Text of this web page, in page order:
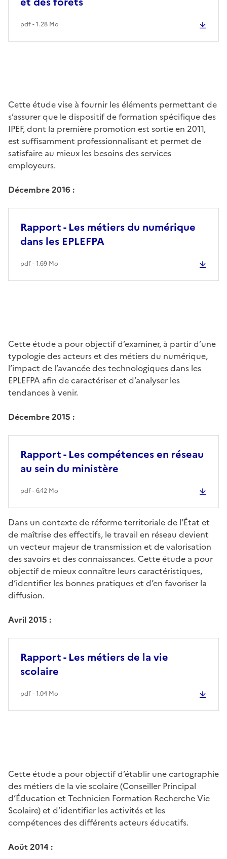
pdf - 1.28 Mo
Cette étude vise à fournir les éléments permettant de
s’assurer que le dispositif de formation spécifique des
IPEF, dont la première promotion est sortie en 2011,
est suffisamment professionnalisant et permet de
satisfaire au mieux les besoins des services
employeurs.
Décembre 2016 :
Rapport - Les métiers du numérique
dans les EPLEFPA
pdf - 1.69 Mo
Cette étude a pour objectif d’examiner, à partir d’une
typologie des acteurs et des métiers du numérique,
l’impact de l’avancée des technologiques dans les
EPLEFPA afin de caractériser et d’analyser les
tendances à venir.
Décembre 2015 :
Rapport - Les compétences en réseau
au sein du ministère
pdf - 6.42 Mo
Dans un contexte de réforme territoriale de l’État et
de maîtrise des effectifs, le travail en réseau devient
un vecteur majeur de transmission et de valorisation
des savoirs et des connaissances. Cette étude a pour
objectif de mieux connaître leurs caractéristiques,
d’identifier les bonnes pratiques et d’en favoriser la
diffusion.
Avril 2015 :
Rapport - Les métiers de la vie
scolaire
pdf - 1.04 Mo
Cette étude a pour objectif d’établir une cartographie
des métiers de la vie scolaire (Conseiller Principal
d’Éducation et Technicien Formation Recherche Vie
Scolaire) et d’identifier les activités et les
compétences des différents acteurs éducatifs.
Août 2014 :